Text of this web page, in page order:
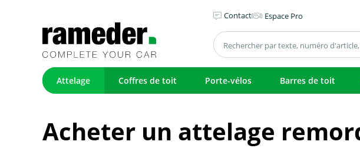
Contact Espace Pro
Attelage Coffres de toit Porte-vélos Barres de toit
Acheter un attelage